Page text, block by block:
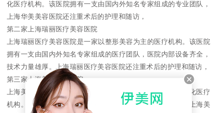
化医疗机构。该医院拥有一支由国内外知名专家组成的专业团队，
上海华美美容医院还注重术后的护理和随访，
第二家上海瑞丽医疗美容医院
上海瑞丽医疗美容医院是一家以整形美容为主的医疗机构。该医院
拥有一支由国内外知名专家组成的医疗团队，医院内部设备齐全，
技术力量雄厚。上海瑞丽医疗美容医院还注重术后的护理和随访，
第三家上海美莱美容医院
上海美莱美容医院是一家集整形、美容、护肤于一体的现代化医疗
机构。该医院拥有一支由国内外知名专家组成的专业团队，上海美